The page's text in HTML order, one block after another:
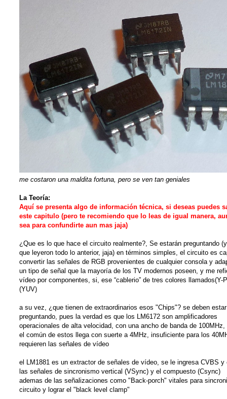
me costaron una maldita fortuna, pero se ven tan geniales
La Teoría:
Aquí se presenta algo de información técnica, si deseas puedes
este capitulo (pero te recomiendo que lo leas de igual manera,
sea para confundirte aun mas jaja)
¿Que es lo que hace el circuito realmente?, Se estarán preguntando
que leyeron todo lo anterior, jaja) en términos simples, el circuito es
convertir las señales de RGB provenientes de cualquier consola y
un tipo de señal que la mayoría de los TV modernos poseen, y me
vídeo por componentes, si, ese “cablerio” de tres colores llamados(Y-
(YUV)
a su vez, ¿que tienen de extraordinarios esos "Chips"? se deben estar
preguntando, pues la verdad es que los LM6172 son amplificadores
operacionales de alta velocidad, con una ancho de banda de 100MHz,
el común de estos llega con suerte a 4MHz, insuficiente para los
requieren las señales de vídeo
el LM1881 es un extractor de señales de vídeo, se le ingresa CVBS y
las señales de sincronismo vertical (VSync) y el compuesto (Csync)
ademas de las señalizaciones como "Back-porch" vitales para
circuito y lograr el "black level clamp"